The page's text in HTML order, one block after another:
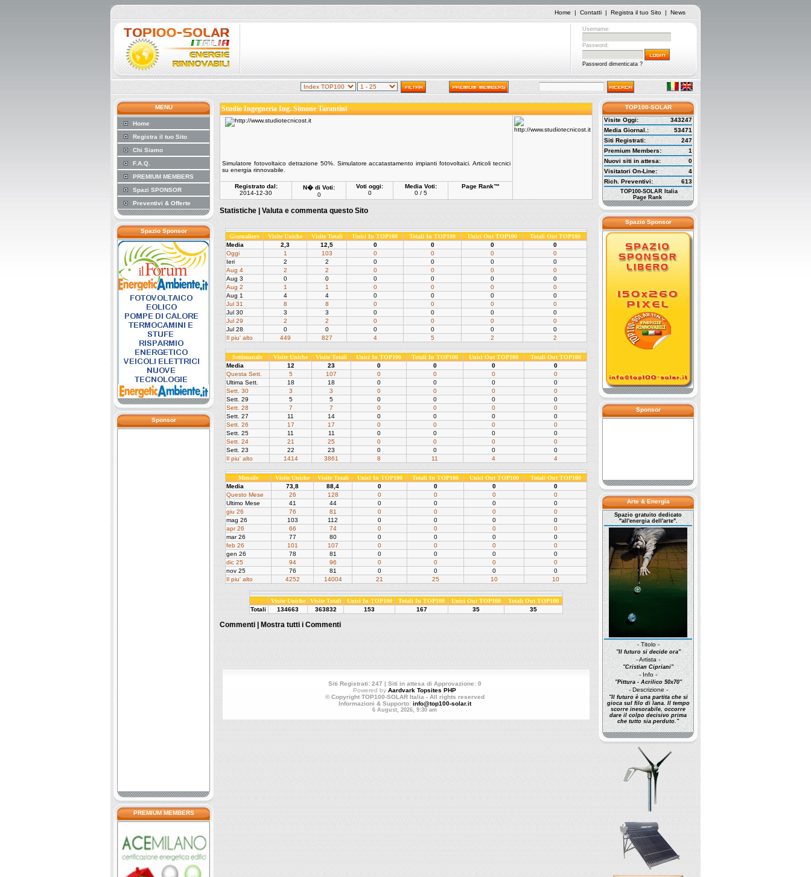
Home | Contatti | Registra il tuo Sito | News
Username:
Password:
Password dimenticata ?
MENU
Home
Registra il tuo Sito
Chi Siamo
F.A.Q.
PREMIUM MEMBERS
Spazi SPONSOR
Preventivi & Offerte
Spazio Sponsor
Sponsor
PREMIUM MEMBERS
Studio Ingegneria Ing. Simone Tarantini
Simulatore fotovoltaico detrazione 50%. Simulatore accatastamento impianti fotovoltaici. Articoli tecnici
su energia rinnovabile.
Registrato dal:
2014-12-30
N� di Voti:
0
Voti oggi:
0
Media Voti:
0 / 5
Page Rank™
Statistiche | Valuta e commenta questo Sito
Giornaliero Visite Uniche Visite Totali Unici In TOP100 Totali In TOP100 Unici Out TOP100
Totali Out TOP100
Media
2,3 12,5 0 0 0
0
Oggi
1 103 0 0 0
0
Ieri
2 2 0 0 0
0
Aug 4
2 2 0 0 0
0
Aug 3
0 0 0 0 0
0
Aug 2
1 1 0 0 0
0
Aug 1
4 4 0 0 0
0
Jul 31
8 8 0 0 0
0
Jul 30
3 3 0 0 0
0
Jul 29
2 2 0 0 0
0
Jul 28
0 0 0 0 0
0
Il piu' alto
449 827 4 5 2 2
Settimanale Visite Uniche Visite Totali Unici In TOP100 Totali In TOP100 Unici Out TOP100
Totali Out TOP100
Media
12 23 0 0 0
0
Questa Sett.
5 107 0 0 0
0
Ultima Sett.
18 18 0 0 0
0
Sett. 30
3 3 0 0 0
0
Sett. 29
5 5 0 0 0
0
Sett. 28
7 7 0 0 0
0
Sett. 27
11 14 0 0 0
0
Sett. 26
17 17 0 0 0
0
Sett. 25
11 11 0 0 0
0
Sett. 24
21 25 0 0 0
0
Sett. 23
22 23 0 0 0
0
Il piu' alto
1414 3861 8 11 4 4
Mensile Visite Uniche Visite Totali Unici In TOP100 Totali In TOP100 Unici Out TOP100
Totali Out TOP100
Media
73,8 88,4 0 0 0
0
Questo Mese
26 128 0 0 0
0
Ultimo Mese
41 44 0 0 0
0
giu 26
76 81 0 0 0
0
mag 26
103 112 0 0 0
0
apr 26
66 74 0 0 0
0
mar 26
77 80 0 0 0
0
feb 26
101 107 0 0 0
0
gen 26
78 81 0 0 0
0
dic 25
94 96 0 0 0
0
nov 25
76 81 0 0 0
0
Il piu' alto
4252 14004 21 25 10 10
Visite Uniche Visite Totali Unici In TOP100 Totali In TOP100 Unici Out TOP100
Totali Out TOP100
Totali
134663 363832 153 167 35 35
Commenti | Mostra tutti i Commenti
Siti Registrati: 247 | Siti in attesa di Approvazione: 0
Powered by Aardvark Topsites PHP
© Copyright TOP100-SOLAR Italia - All rights reserved
Informazioni & Supporto: info@top100-solar.it
6 August, 2026, 9:30 am
TOP100-SOLAR
Visite Oggi:
343247
Media Giornal.:
53471
Siti Registrati:
247
Premium Members:
1
Nuovi siti in attesa:
0
Visitatori On-Line:
4
Rich. Preventivi:
613
TOP100-SOLAR Italia
Page Rank
Spazio Sponsor
Sponsor
Arte & Energia
Spazio gratuito dedicato
"all'energia dell'arte".
- Titolo -
"Il futuro si decide ora"
- Artista -
"Cristian Cipriani"
- Info -
"Pittura - Acrilico 50x70"
- Descrizione -
"Il futuro è una partita che si
gioca sul filo di lana. Il tempo
scorre inesorabile, occorre
dare il colpo decisivo prima
che tutto sia perduto."